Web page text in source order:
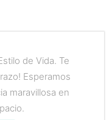
de Vida. Te
Esperamos
maravillosa en